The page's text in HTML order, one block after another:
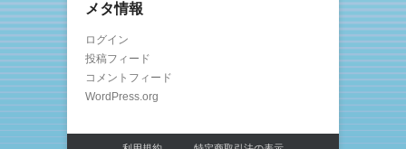
メタ情報
ログイン
投稿フィード
コメントフィード
WordPress.org